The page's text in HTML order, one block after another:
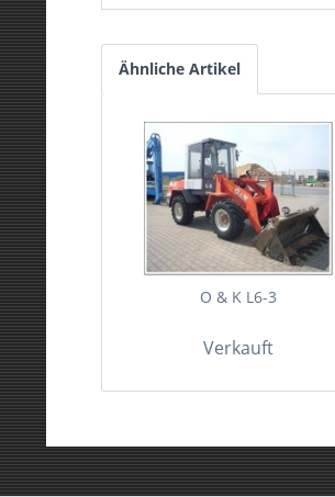
Ähnliche Artikel
O & K L6-3
Verkauft